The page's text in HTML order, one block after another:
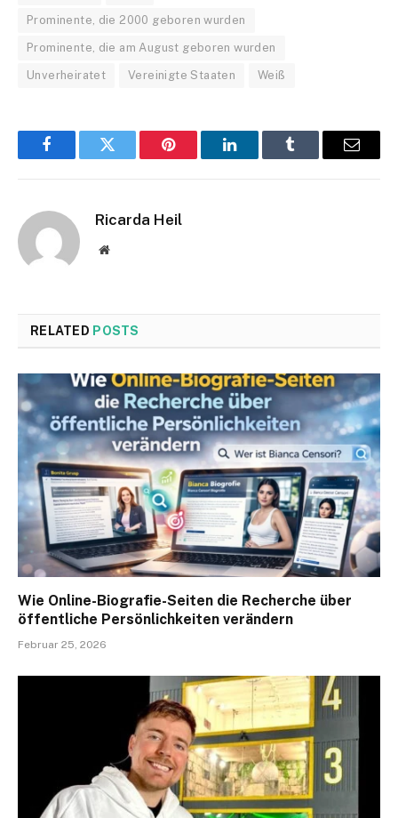
Prominente, die 2000 geboren wurden
Prominente, die am August geboren wurden
Unverheiratet Vereinigte Staaten Weiß
FacebookTwitter Pinterest LinkedInTumblr Email
Ricarda Heil
Website
RELATED POSTS
Wie Online-Biografie-Seiten die Recherche über
öffentliche Persönlichkeiten verändern
Februar 25, 2026